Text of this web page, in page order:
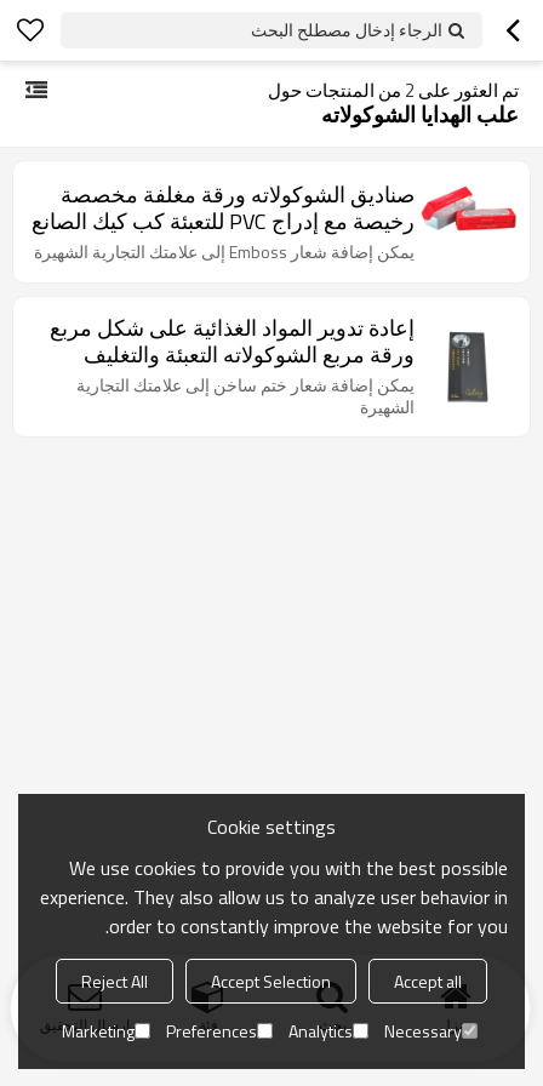
الرجاء إدخال مصطلح البحث
تم العثور على 2 من المنتجات حول
علب الهدايا الشوكولاته
صناديق الشوكولاته ورقة مغلفة مخصصة
رخيصة مع إدراج PVC للتعبئة كب كيك الصانع
يمكن إضافة شعار Emboss إلى علامتك التجارية الشهيرة
إعادة تدوير المواد الغذائية على شكل مربع
ورقة مربع الشوكولاته التعبئة والتغليف
المصنوعة في الصين
يمكن إضافة شعار ختم ساخن إلى علامتك التجارية
الشهيرة
منزل بحث فئة ارسال التحقيق
Cookie settings
We use cookies to provide you with the best possible
experience. They also allow us to analyze user behavior in
order to constantly improve the website for you.
Accept all
Accept Selection
Reject All
Necessary
Analytics
Preferences
Marketing